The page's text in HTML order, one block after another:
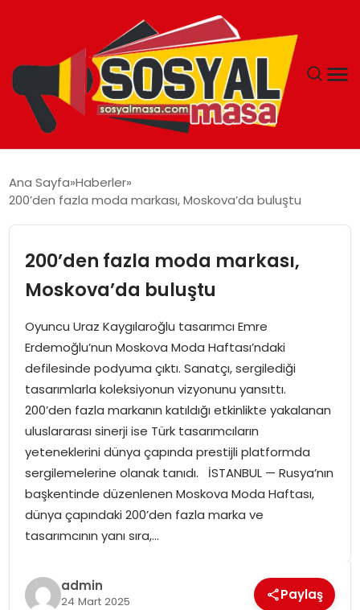
GÜNCEL
TEKNOLOJI
EĞITIM
MAGAZIN
Ana Sayfa Haberler
200’den fazla moda markası, Moskova’da buluştu
200’den fazla moda markası,
Moskova’da buluştu
Oyuncu Uraz Kaygılaroğlu tasarımcı Emre
Erdemoğlu’nun Moskova Moda Haftası’ndaki
defilesinde podyuma çıktı. Sanatçı, sergilediği
tasarımlarla koleksiyonun vizyonunu yansıttı.
200’den fazla markanın katıldığı etkinlikte yakalanan
uluslararası sinerji ise Türk tasarımcıların
yeteneklerini dünya çapında prestijli platformda
sergilemelerine olanak tanıdı. İSTANBUL — Rusya’nın
başkentinde düzenlenen Moskova Moda Haftası,
dünya çapındaki 200’den fazla marka ve
tasarımcının yanı sıra,…
admin
24 Mart 2025 Paylaş